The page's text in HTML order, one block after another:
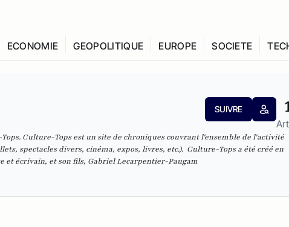
ECONOMIE GEOPOLITIQUE EUROPE SOCIETE
SUIVRE
​Culture-Tops est un site de chroniques couvrant l'ensemble de l'activité
spectacles divers, cinéma, expos, livres, etc.). Culture-Tops a été créé en
et écrivain, et son fils, Gabriel Lecarpentier-Paugam